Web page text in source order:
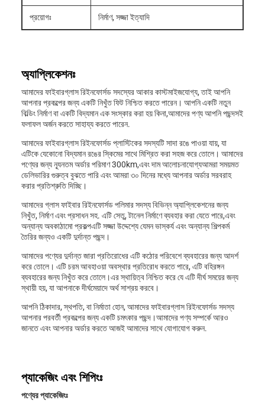
প্রয়োগঃ নির্মাণ, সজ্জা ইত্যাদি
অ্যাপ্লিকেশনঃ
আমাদের ফাইবারগ্লাস রিইনফোর্সড সদস্যের আকার কাস্টমাইজযোগ্য, তাই আপনি
আপনার প্রকল্পের জন্য একটি নিখুঁত ফিট নিশ্চিত করতে পারেন। আপনি একটি নতুন
বিল্ডিং নির্মাণ বা একটি বিদ্যমান এক সংস্কার করা হয় কিনা,আমাদের পণ্য আপনি পছন্দসই
ফলাফল অর্জন করতে সাহায্য করতে পারেন.
আমাদের ফাইবারগ্লাস রিইনফোর্সড প্লাস্টিকের সদস্যটি সাদা রঙে পাওয়া যায়, যা
এটিকে যেকোনো বিদ্যমান রঙের স্কিমের সাথে মিশ্রিত করা সহজ করে তোলে। আমাদের
পণ্যের জন্য ন্যূনতম অর্ডার পরিমাণ 300km,এবং দাম আলোচনাযোগ্যআমরা সময়মত
ডেলিভারির গুরুত্ব বুঝতে পারি এবং আমরা ৩০ দিনের মধ্যে আপনার অর্ডার সরবরাহ
করার প্রতিশ্রুতি দিচ্ছি।
আমাদের গ্লাস ফাইবার রিইনফোর্সড পলিমার সদস্য বিভিন্ন অ্যাপ্লিকেশনের জন্য
নিখুঁত, নির্মাণ এবং প্রসাধন সহ. এটি সেতু, টানেল নির্মাণে ব্যবহার করা যেতে পারে,এবং
অন্যান্য অবকাঠামো প্রকল্পএটি সজ্জা উদ্দেশ্যে যেমন ভাস্কর্য এবং অন্যান্য শিল্পকর্ম
তৈরির জন্যও একটি দুর্দান্ত পছন্দ।
আমাদের পণ্যের দুর্দান্ত জারা প্রতিরোধের এটি কঠোর পরিবেশে ব্যবহারের জন্য আদর্শ
করে তোলে। এটি চরম আবহাওয়া অবস্থার প্রতিরোধ করতে পারে, এটি বহিরঙ্গন
ব্যবহারের জন্য নিখুঁত করে তোলে।এর স্থায়িত্ব নিশ্চিত করে যে এটি দীর্ঘ সময়ের জন্য
স্থায়ী হয়, যা আপনাকে দীর্ঘমেয়াদে অর্থ সাশ্রয় করবে।
আপনি ঠিকাদার, স্থপতি, বা নির্মাতা হোন, আমাদের ফাইবারগ্লাস রিইনফোর্সড সদস্য
আপনার পরবর্তী প্রকল্পের জন্য একটি চমৎকার পছন্দ।আমাদের পণ্য সম্পর্কে আরও
জানতে এবং আপনার অর্ডার করতে আজই আমাদের সাথে যোগাযোগ করুন.
প্যাকেজিং এবং শিপিংঃ
পণ্যের প্যাকেজিংঃ